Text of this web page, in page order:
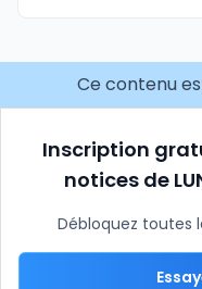
Ce contenu
Inscription
notices de
Débloquez toutes